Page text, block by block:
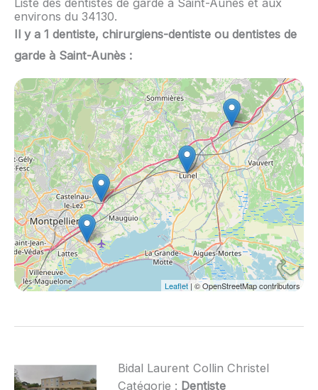
Liste des dentistes de garde à Saint-Aunès et aux
environs du 34130.
Il y a 1 dentiste, chirurgiens-dentiste ou dentistes de
garde à Saint-Aunès :
Leaflet | © OpenStreetMap contributors
Bidal Laurent Collin Christel
Catégorie : Dentiste